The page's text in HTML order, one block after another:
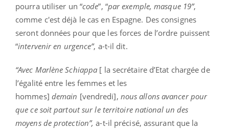
pourra utiliser un “code”, “par exemple, masque 19”,
comme c'est déjà le cas en Espagne. Des consignes
seront données pour que les forces de l’ordre puissent
“intervenir en urgence”, a-t-il dit.
“Avec Marlène Schiappa [ la secrétaire d’Etat chargée de
l’égalité entre les femmes et les
hommes] demain [vendredi], nous allons avancer pour
que ce soit partout sur le territoire national un des
moyens de protection”, a-t-il précisé, assurant que la